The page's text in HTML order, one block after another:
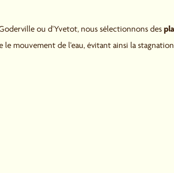
ou d'Yvetot, nous sélectionnons des
le mouvement de l'eau, évitant ainsi la